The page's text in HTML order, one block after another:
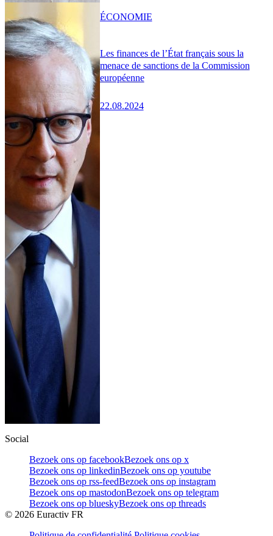
Les finances de l’État français sous la
menace de sanctions de la Commission
européenne
22.08.2024
ÉCONOMIE
Social
Bezoek ons op facebookBezoek ons op x
Bezoek ons op linkedinBezoek ons op youtube
Bezoek ons op rss-feedBezoek ons op instagram
Bezoek ons op mastodonBezoek ons op telegram
Bezoek ons op blueskyBezoek ons op threads
© 2026 Euractiv FR